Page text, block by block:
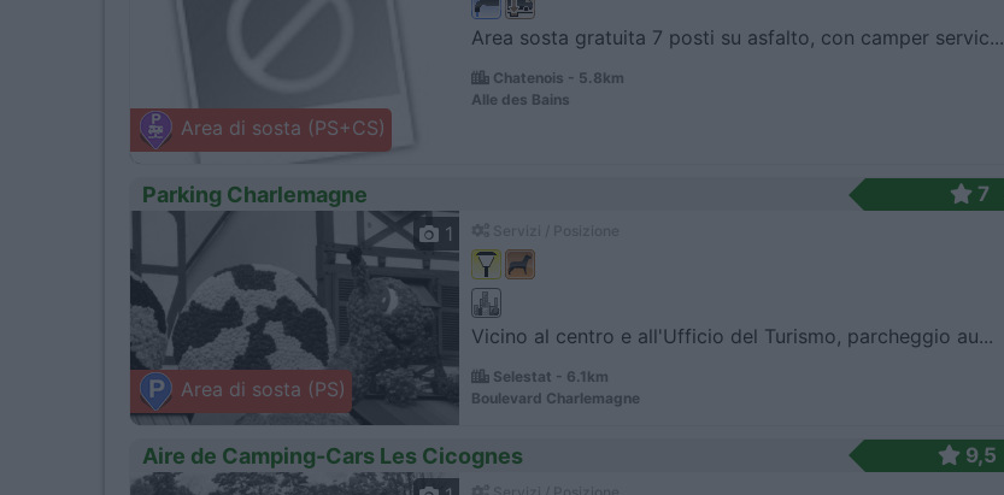
Area di sosta (PS+CS)
Area sosta gratuita 7 posti su asfalto, con camper servic...
Chatenois - 5.8km
Alle des Bains
Parking Charlemagne 7
Area di sosta (PS)
1
Vicino al centro e all'Ufficio del Turismo, parcheggio au...
Selestat - 6.1km
Boulevard Charlemagne
Aire de Camping-Cars Les Cicognes 9,5